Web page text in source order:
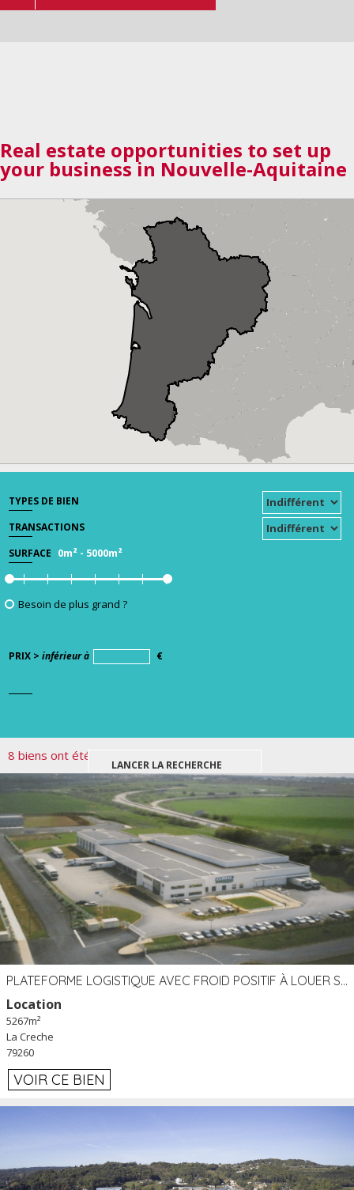
Real estate opportunities to set up
your business in Nouvelle-Aquitaine
TYPES DE BIEN
TRANSACTIONS
SURFACE 0m² - 5000m²
Besoin de plus grand ?
PRIX > inférieur à €
8 biens ont été trouvés pour votre recherche.
PLATEFORME LOGISTIQUE AVEC FROID POSITIF À LOUER SECTEUR NIORT (79)
Location
5267m²
La Creche
79260
VOIR CE BIEN